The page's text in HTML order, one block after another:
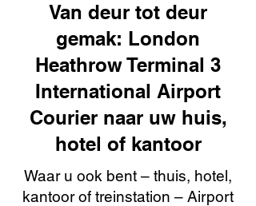
Van deur tot deur
gemak: London
Heathrow Terminal 3
International Airport
Courier naar uw huis,
hotel of kantoor
Waar u ook bent – thuis, hotel,
kantoor of treinstation – Airport